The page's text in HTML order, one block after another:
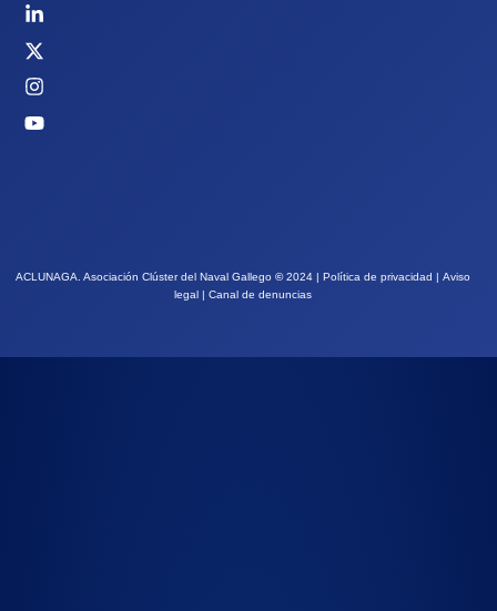
ACLUNAGA. Asociación Clúster del Naval Gallego ©2024 | Política de privacidad | Aviso
legal | Canal de denuncias